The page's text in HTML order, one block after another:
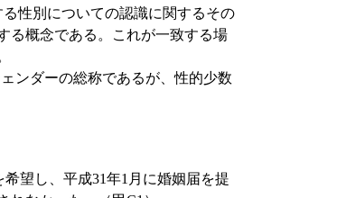
性別についての認識に関するその
る概念である。これが一致する場
ンダーの総称であるが、性的少数
望し、平成31年1月に婚姻届を提